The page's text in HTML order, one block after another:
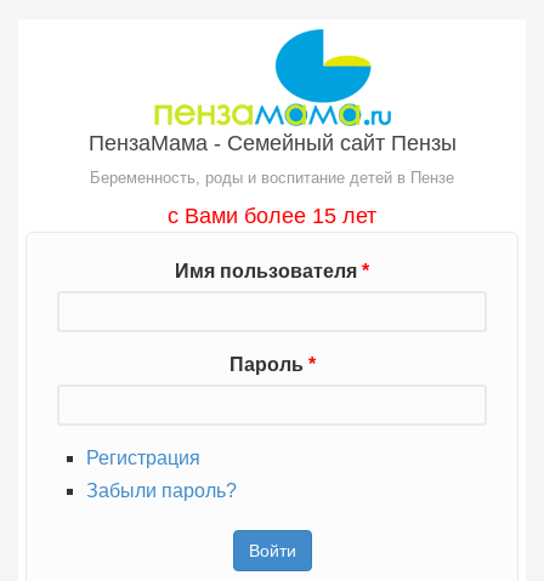
ПензаМама - Семейный сайт Пензы
Беременность, роды и воспитание детей в Пензе
с Вами более 15 лет
Имя пользователя *
Пароль *
Регистрация
Забыли пароль?